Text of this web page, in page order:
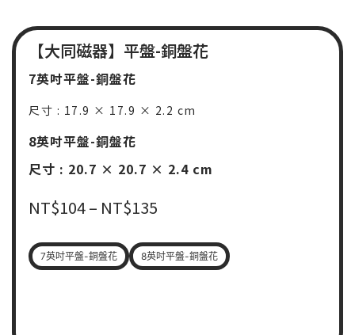
【大同磁器】平盤-銅盤花
7英吋平盤-銅盤花
尺寸 : 17.9 × 17.9 × 2.2 cm
8英吋平盤-銅盤花
尺寸 : 20.7 × 20.7 × 2.4 cm
NT$104– NT$135
7英吋平盤-銅盤花 8英吋平盤-銅盤花